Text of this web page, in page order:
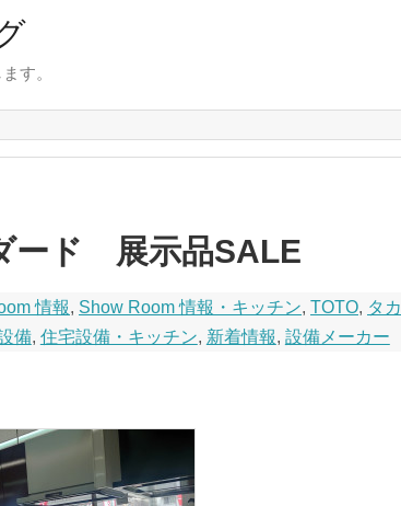
す。
ード 展示品SALE
情報, Show Room 情報・キッチン, TOTO, タカ
備, 住宅設備・キッチン, 新着情報, 設備メーカー